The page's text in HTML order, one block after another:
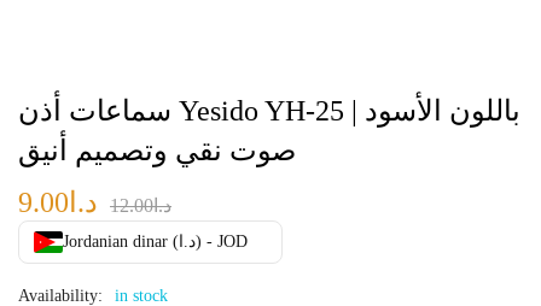
سماعات أذن Yesido YH-25 باللون الأسود |
صوت نقي وتصميم أنيق
د.ا12.00 د.ا 9.00
Jordanian dinar (د.ا) - JOD
Availability: in stock